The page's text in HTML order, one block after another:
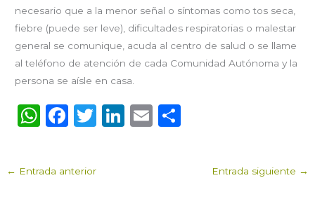
necesario que a la menor señal o síntomas como tos seca,
fiebre (puede ser leve), dificultades respiratorias o malestar
general se comunique, acuda al centro de salud o se llame
al teléfono de atención de cada Comunidad Autónoma y la
persona se aísle en casa.
W
a
ts
F
e
T
Li E
← Entrada anterior Entrada siguiente →